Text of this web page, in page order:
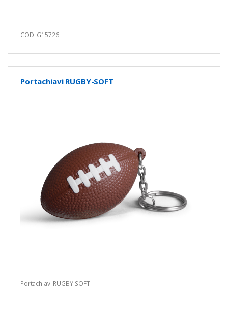
COD: G15726
Portachiavi RUGBY-SOFT
Portachiavi RUGBY-SOFT